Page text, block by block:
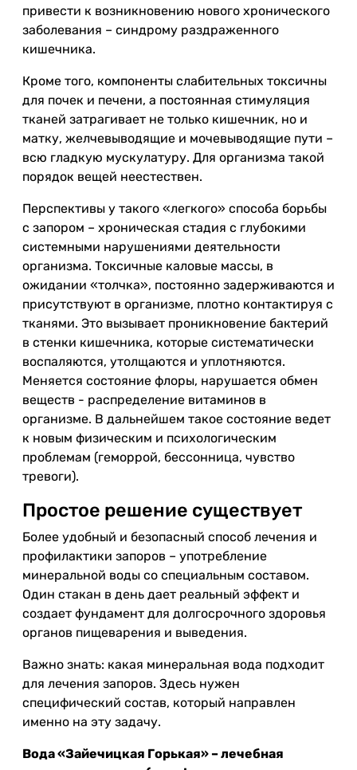
привести к возникновению нового хронического
заболевания – синдрому раздраженного
кишечника.
Кроме того, компоненты слабительных токсичны
для почек и печени, а постоянная стимуляция
тканей затрагивает не только кишечник, но и
матку, желчевыводящие и мочевыводящие пути –
всю гладкую мускулатуру. Для организма такой
порядок вещей неестествен.
Перспективы у такого «легкого» способа борьбы
с запором – хроническая стадия с глубокими
системными нарушениями деятельности
организма. Токсичные каловые массы, в
ожидании «толчка», постоянно задерживаются и
присутствуют в организме, плотно контактируя с
тканями. Это вызывает проникновение бактерий
в стенки кишечника, которые систематически
воспаляются, утолщаются и уплотняются.
Меняется состояние флоры, нарушается обмен
веществ - распределение витаминов в
организме. В дальнейшем такое состояние ведет
к новым физическим и психологическим
проблемам (геморрой, бессонница, чувство
тревоги).
Простое решение существует
Более удобный и безопасный способ лечения и
профилактики запоров – употребление
минеральной воды со специальным составом.
Один стакан в день дает реальный эффект и
создает фундамент для долгосрочного здоровья
органов пищеварения и выведения.
Важно знать: какая минеральная вода подходит
для лечения запоров. Здесь нужен
специфический состав, который направлен
именно на эту задачу.
Вода «Зайечицкая Горькая» – лечебная